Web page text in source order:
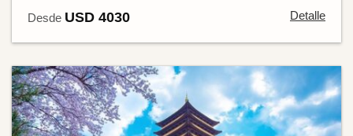
Desde USD 4030 Detalle